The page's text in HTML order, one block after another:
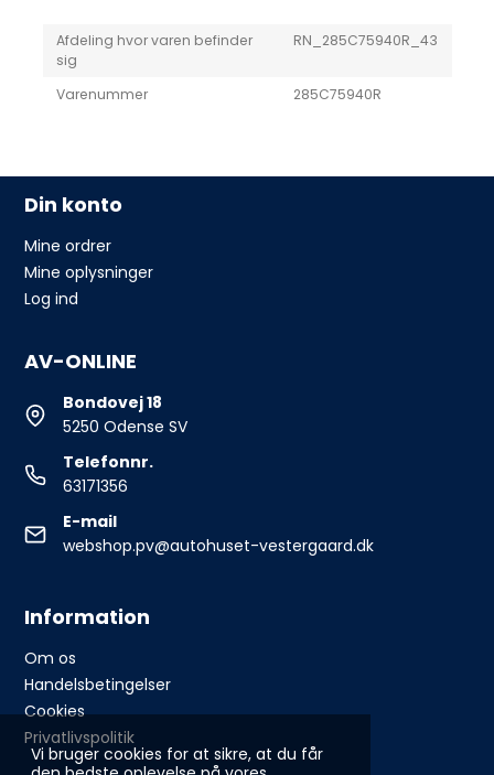
Vi bruger cookies for at sikre, at du får
Afdeling hvor varen befinder
sig
RN_285C75940R_43
Varenummer 285C75940R
Din konto
Mine ordrer
Mine oplysninger
Log ind
AV-ONLINE
Bondovej 18
5250 Odense SV
Telefonnr.
63171356
E-mail
webshop.pv@autohuset-vestergaard.dk
Information
Om os
Handelsbetingelser
Cookies
Privatlivspolitik